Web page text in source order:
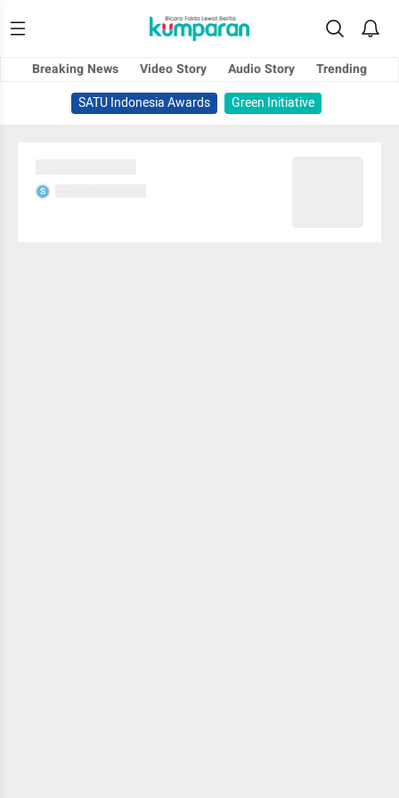
Breaking News Video Story Audio Story
Trending
SATU Indonesia Awards
Green Initiative
S